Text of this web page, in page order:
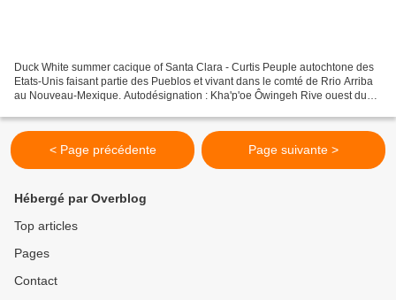
Duck White summer cacique of Santa Clara - Curtis Peuple autochtone des
Etats-Unis faisant partie des Pueblos et vivant dans le comté de Rrio Arriba
au Nouveau-Mexique. Autodésignation : Kha'p'oe Ôwingeh Rive ouest du
< Page précédente Page suivante >
Hébergé par Overblog
Top articles
Pages
Contact